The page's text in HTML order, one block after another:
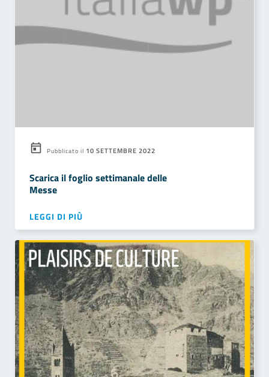
Pubblicato il 10 SETTEMBRE 2022
Scarica il foglio settimanale delle
Messe
LEGGI DI PIÙ